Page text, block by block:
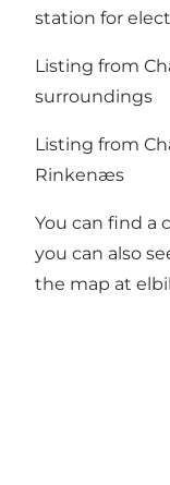
station for
Listing from
surroundings
Listing from
Rinkenæs
You can find a
you can also
the map at